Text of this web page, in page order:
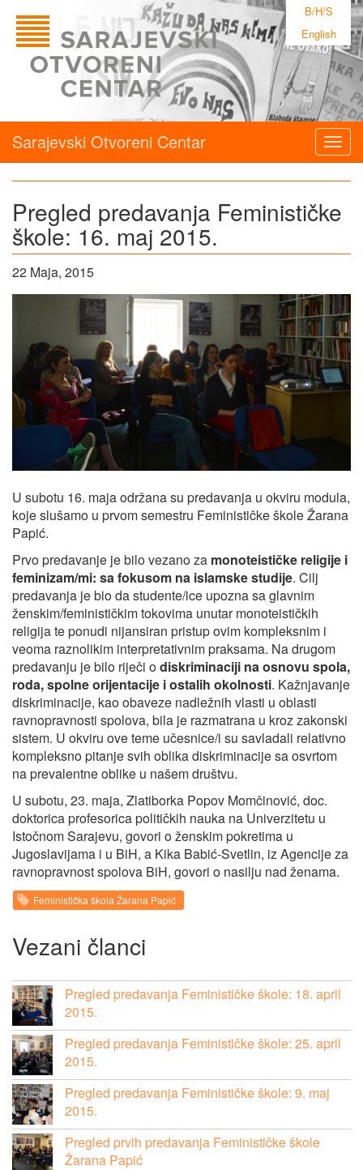
B/H/S
English
Sarajevski Otvoreni Centar
Pregled predavanja Feminističke
škole: 16. maj 2015.
22 Maja, 2015
U subotu 16. maja održana su predavanja u okviru modula,
koje slušamo u prvom semestru Feminističke škole Žarana
Papić.
Prvo predavanje je bilo vezano za monoteističke religije i
feminizam/mi: sa fokusom na islamske studije. Cilj
predavanja je bio da studente/ice upozna sa glavnim
ženskim/feminističkim tokovima unutar monoteističkih
religija te ponudi nijansiran pristup ovim kompleksnim i
veoma raznolikim interpretativnim praksama. Na drugom
predavanju je bilo riječi odiskriminaciji na osnovu spola,
roda, spolne orijentacije i ostalih okolnosti. Kažnjavanje
diskriminacije, kao obaveze nadležnih vlasti u oblasti
ravnopravnosti spolova, bila je razmatrana u kroz zakonski
sistem. U okviru ove teme učesnice/i su savladali relativno
kompleksno pitanje svih oblika diskriminacije sa osvrtom
na prevalentne oblike u našem društvu.
U subotu, 23. maja, Zlatiborka Popov Momčinović, doc.
doktorica profesorica političkih nauka na Univerzitetu u
Istočnom Sarajevu, govori o ženskim pokretima u
Jugoslavijama i u BiH, a Kika Babić-Svetlin, iz Agencije za
ravnopravnost spolova BiH, govori o nasilju nad ženama.
Feministička škola Žarana Papić
Vezani članci
Pregled predavanja Feminističke škole: 18. april
2015.
Pregled predavanja Feminističke škole: 25. april
2015.
Pregled predavanja Feminističke škole: 9. maj
2015.
Pregled prvih predavanja Feminističke škole
Žarana Papić